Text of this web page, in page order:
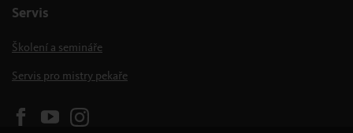
Servis
Školení a semináře
Servis pro mistry pekaře